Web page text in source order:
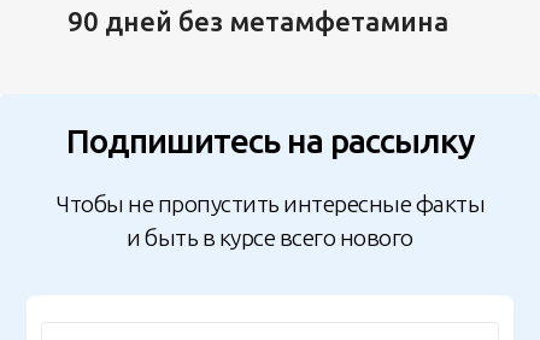
90 дней без метамфетамина
Подпишитесь на рассылку
Чтобы не пропустить интересные факты
и быть в курсе всего нового